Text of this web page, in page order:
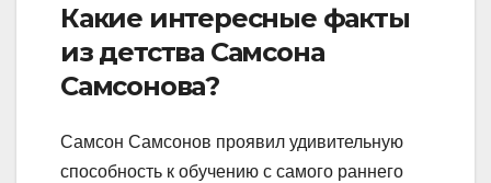
Какие интересные факты
из детства Самсона
Самсонова?
Самсон Самсонов проявил удивительную
способность к обучению с самого раннего